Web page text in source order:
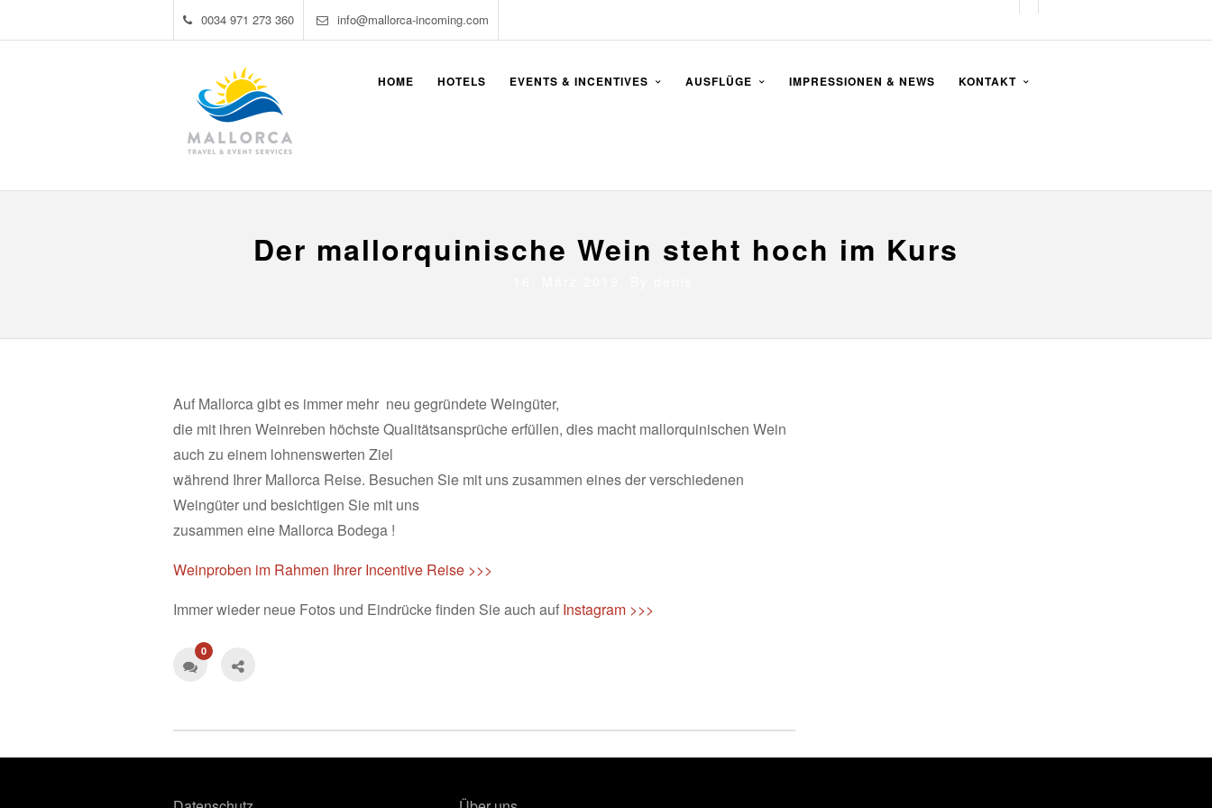
0034 971 273 360 info@mallorca-incoming.com
HOME HOTELS EVENTS & INCENTIVES AUSFLÜGE IMPRESSIONEN & NEWS KONTAKT
Der mallorquinische Wein steht hoch im Kurs
Auf Mallorca gibt es immer mehr neu gegründete Weingüter,
die mit ihren Weinreben höchste Qualitätsansprüche erfüllen, dies macht mallorquinischen Wein
auch zu einem lohnenswerten Ziel
während Ihrer Mallorca Reise. Besuchen Sie mit uns zusammen eines der verschiedenen
Weingüter und besichtigen Sie mit uns
zusammen eine Mallorca Bodega !
Weinproben im Rahmen Ihrer Incentive Reise >>>
Immer wieder neue Fotos und Eindrücke finden Sie auch auf Instagram >>>
0